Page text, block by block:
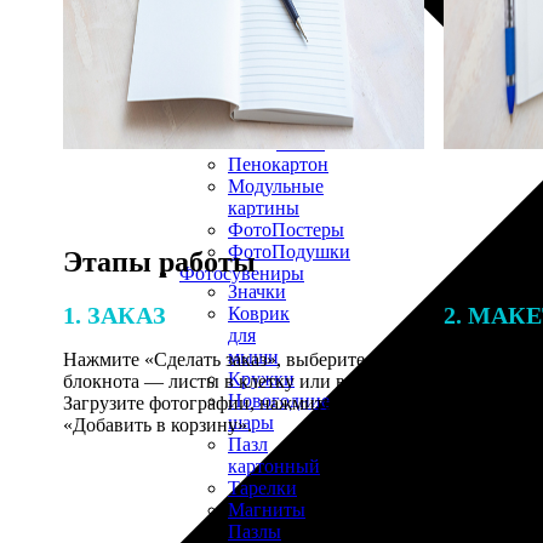
30х40
20х45
30х90
40х60
50х70
Пенокартон
Модульные
картины
ФотоПостеры
ФотоПодушки
Фотоcувениры
Значки
Коврик
для
мыши
Кружки
Новогодние
шары
Пазл
картонный
Тарелки
Магниты
Пазлы
Этапы работы
1. ЗАКАЗ
Нажмите «Сделать заказ», выберите тип
блокнота — листы в клетку или в линейку.
Загрузите фотографии, нажмите
«Добавить в корзину».
2.